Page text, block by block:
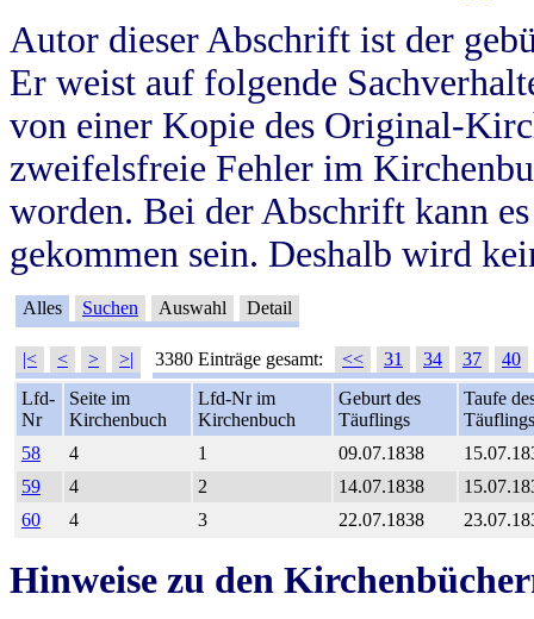
Autor dieser Abschrift ist der
Er weist auf folgende
von einer Kopie des Original-
zweifelsfreie Fehler im
worden. Bei der Abschrift kann
gekommen sein. Deshalb wird
Alles Suchen Auswahl Detail
|< < > >| 3380 Einträge gesamt: << 31 34 37
40
Lfd-
Nr
Seite im
Kirchenbuch
Lfd-Nr im
Kirchenbuch
Geburt des
Täuflings
Taufe
Täuflings
58
4 1 09.07.1838
59
4 2 14.07.1838
60
4 3 22.07.1838
Hinweise zu den